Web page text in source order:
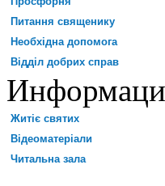
Питання священику
Необхідна допомога
Відділ добрих справ
Житіє святих
Відеоматеріали
Читальна зала